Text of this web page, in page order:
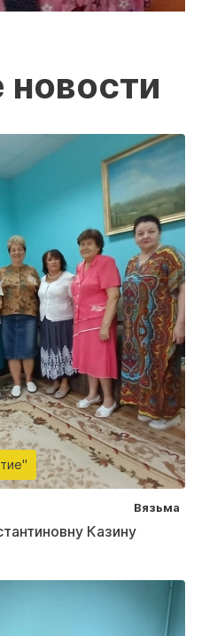
новости
Вязьма
Казину